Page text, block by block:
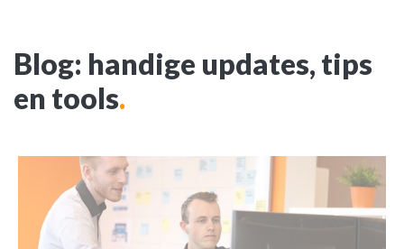
Blog: handige updates, tips
en tools.